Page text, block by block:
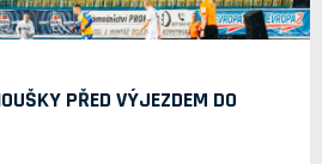
PŘED VÝJEZDEM DO